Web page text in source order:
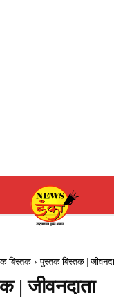
बिस्तक पुस्तक बिस्तक |
| जीवनदाता